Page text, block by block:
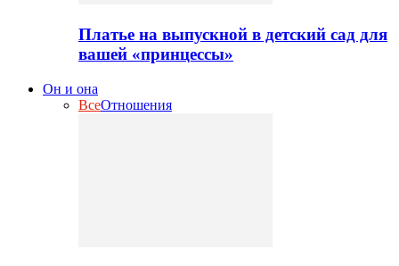
Платье на выпускной в детский сад для
вашей «принцессы»
Он и она
ВсеОтношения